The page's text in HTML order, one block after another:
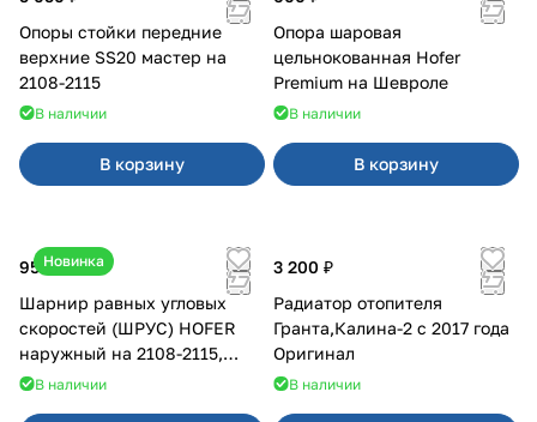
Опоры стойки передние
верхние SS20 мастер на
2108-2115
В наличии
В корзину
Опора шаровая
цельнокованная Hofer
Premium на Шевроле
В наличии
В корзину
Новинка
950 ₽
Шарнир равных угловых
скоростей (ШРУС) HOFER
наружный на 2108-2115,
2110-2112
В наличии
3 200 ₽
Радиатор отопителя
Гранта,Калина-2 с 2017 года
Оригинал
В наличии